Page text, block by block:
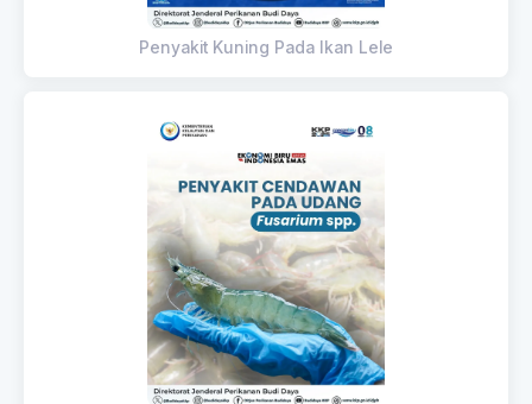
Penyakit Kuning Pada Ikan Lele